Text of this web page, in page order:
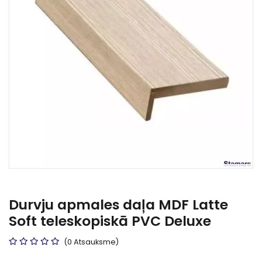
Durvju apmales daļa MDF Latte
Soft teleskopiskā PVC Deluxe
(0 Atsauksme)